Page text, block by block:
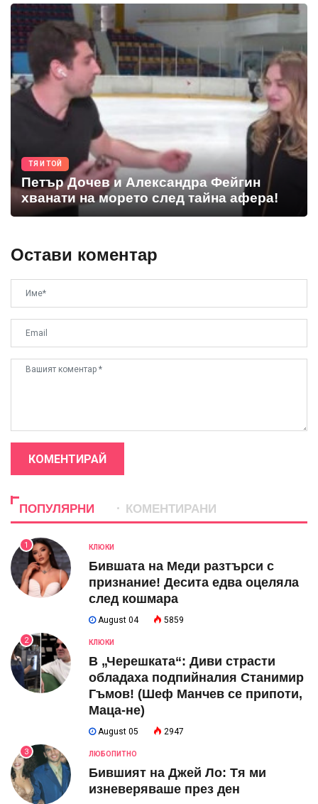
ТЯ И ТОЙ
Петър Дочев и Александра Фейгин
хванати на морето след тайна афера!
Остави коментар
КОМЕНТИРАЙ
ПОПУЛЯРНИ КОМЕНТИРАНИ
1 КЛЮКИ
Бившата на Меди разтърси с
признание! Десита едва оцеляла
след кошмара
August 04 5859
2 КЛЮКИ
В „Черешката“: Диви страсти
обладаха подпийналия Станимир
Гъмов! (Шеф Манчев се припоти,
Маца-не)
August 05 2947
3 ЛЮБОПИТНО
Бившият на Джей Ло: Тя ми
изневеряваше през ден